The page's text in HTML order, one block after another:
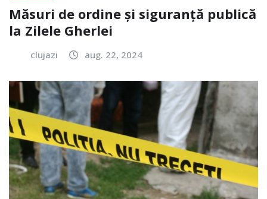
Măsuri de ordine și siguranță publică
la Zilele Gherlei
clujazi aug. 22, 2024